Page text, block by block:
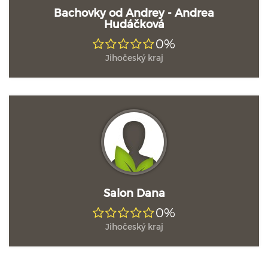
Bachovky od Andrey - Andrea
Hudáčková
0%
Jihočeský kraj
Salon Dana
0%
Jihočeský kraj